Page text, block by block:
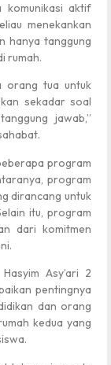
komunikasi aktif
menekankan
hanya tanggung
rumah.
orang tua untuk
sekadar soal
jawab,”
program
program
dirancang untuk
itu, program
dari komitmen
Asy’ari 2
pentingnya
dan orang
kedua yang